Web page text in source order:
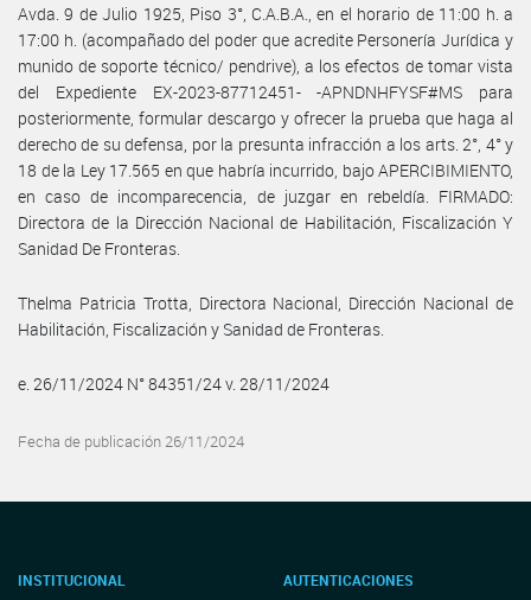
Avda. 9 de Julio 1925, Piso 3°, C.A.B.A., en el horario de 11:00 h. a
17:00 h. (acompañado del poder que acredite Personería Jurídica y
munido de soporte técnico/ pendrive), a los efectos de tomar vista
del Expediente EX-2023-87712451- -APNDNHFYSF#MS para
posteriormente, formular descargo y ofrecer la prueba que haga al
derecho de su defensa, por la presunta infracción a los arts. 2°, 4° y
18 de la Ley 17.565 en que habría incurrido, bajo APERCIBIMIENTO,
en caso de incomparecencia, de juzgar en rebeldía. FIRMADO:
Directora de la Dirección Nacional de Habilitación, Fiscalización Y
Sanidad De Fronteras.
Thelma Patricia Trotta, Directora Nacional, Dirección Nacional de
Habilitación, Fiscalización y Sanidad de Fronteras.
e. 26/11/2024 N° 84351/24 v. 28/11/2024
Fecha de publicación 26/11/2024
INSTITUCIONAL AUTENTICACIONES